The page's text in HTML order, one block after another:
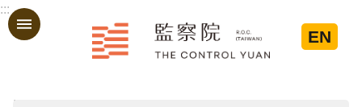
跳到主要內容區塊
:::
EN
:::